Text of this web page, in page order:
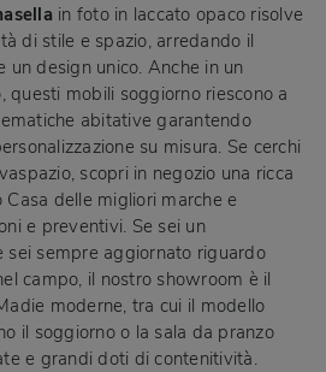
in foto in laccato opaco risolve
di stile e spazio, arredando il
un design unico. Anche in un
questi mobili soggiorno riescono a
abitative garantendo
su misura. Se cerchi
scopri in negozio una ricca
delle migliori marche e
e preventivi. Se sei un
sei sempre aggiornato riguardo
campo, il nostro showroom è il
moderne, tra cui il modello
il soggiorno o la sala da pranzo
e grandi doti di contenitività.